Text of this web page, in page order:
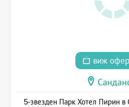
виж
5-звезден Парк Хотел Пирин в